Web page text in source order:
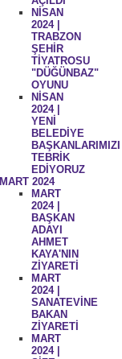
NİSAN
2024 |
TRABZON
ŞEHİR
TİYATROSU
"DÜĞÜNBAZ"
OYUNU
NİSAN
2024 |
YENİ
BELEDİYE
BAŞKANLARIMIZI
TEBRİK
EDİYORUZ
MART 2024
MART
2024 |
BAŞKAN
ADAYI
AHMET
KAYA'NIN
ZİYARETİ
MART
2024 |
SANATEVİNE
BAKAN
ZİYARETİ
MART
2024 |